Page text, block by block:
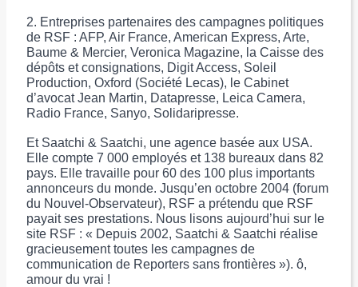
2. Entreprises partenaires des campagnes politiques
de RSF : AFP, Air France, American Express, Arte,
Baume & Mercier, Veronica Magazine, la Caisse des
dépôts et consignations, Digit Access, Soleil
Production, Oxford (Société Lecas), le Cabinet
d’avocat Jean Martin, Datapresse, Leica Camera,
Radio France, Sanyo, Solidaripresse.
Et Saatchi & Saatchi, une agence basée aux USA.
Elle compte 7 000 employés et 138 bureaux dans 82
pays. Elle travaille pour 60 des 100 plus importants
annonceurs du monde. Jusqu’en octobre 2004 (forum
du Nouvel-Observateur), RSF a prétendu que RSF
payait ses prestations. Nous lisons aujourd’hui sur le
site RSF : « Depuis 2002, Saatchi & Saatchi réalise
gracieusement toutes les campagnes de
communication de Reporters sans frontières »). ô,
amour du vrai !